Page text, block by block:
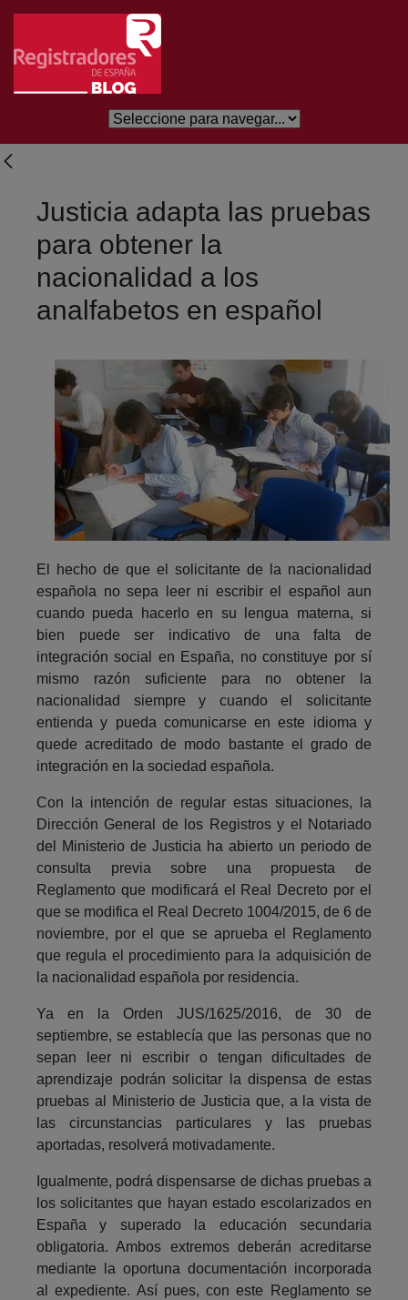
Eduki nagusira joan
Justicia adapta las pruebas
para obtener la
nacionalidad a los
analfabetos en español
El hecho de que el solicitante de la nacionalidad
española no sepa leer ni escribir el español aun
cuando pueda hacerlo en su lengua materna, si
bien puede ser indicativo de una falta de
integración social en España, no constituye por sí
mismo razón suficiente para no obtener la
nacionalidad siempre y cuando el solicitante
entienda y pueda comunicarse en este idioma y
quede acreditado de modo bastante el grado de
integración en la sociedad española.
Con la intención de regular estas situaciones, la
Dirección General de los Registros y el Notariado
del Ministerio de Justicia ha abierto un periodo de
consulta previa sobre una propuesta de
Reglamento que modificará el Real Decreto por el
que se modifica el Real Decreto 1004/2015, de 6 de
noviembre, por el que se aprueba el Reglamento
que regula el procedimiento para la adquisición de
la nacionalidad española por residencia.
Ya en la Orden JUS/1625/2016, de 30 de
septiembre, se establecía que las personas que no
sepan leer ni escribir o tengan dificultades de
aprendizaje podrán solicitar la dispensa de estas
pruebas al Ministerio de Justicia que, a la vista de
las circunstancias particulares y las pruebas
aportadas, resolverá motivadamente.
Igualmente, podrá dispensarse de dichas pruebas a
los solicitantes que hayan estado escolarizados en
España y superado la educación secundaria
obligatoria. Ambos extremos deberán acreditarse
mediante la oportuna documentación incorporada
al expediente. Así pues, con este Reglamento se